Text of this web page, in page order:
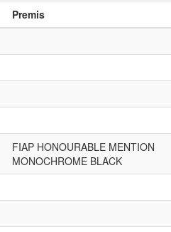
Premis
FIAP HONOURABLE MENTION
MONOCHROME BLACK